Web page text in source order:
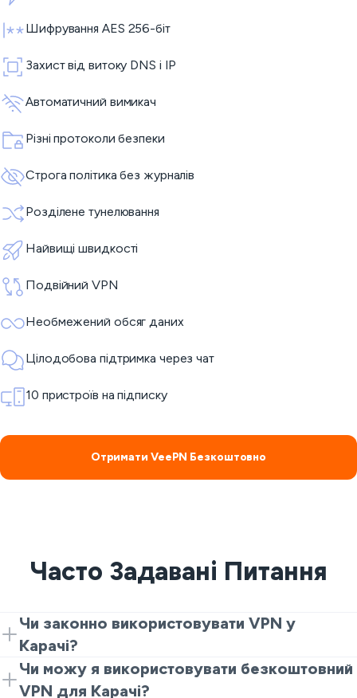
Шифрування AES 256-біт
Захист від витоку DNS і IP
Автоматичний вимикач
Різні протоколи безпеки
Строга політика без журналів
Розділене тунелювання
Найвищі швидкості
Подвійний VPN
Необмежений обсяг даних
Цілодобова підтримка через чат
10 пристроїв на підписку
Отримати VeePN Безкоштовно
Часто Задавані Питання
Чи законно використовувати VPN у
Карачі?
Використання VPN зазвичай дозволено в Карачі та
Пакистані для приватності та безпеки. Ви все ще
Чи можу я використовувати безкоштовний
VPN для Карачі?